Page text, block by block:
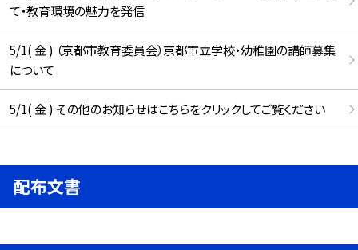
て・教育環境の魅力を発信
5/1( 金 ) （京都市教育委員会）京都市立学校・幼稚園の講師募集
について
5/1( 金 ) その他のお知らせはこちらをクリックしてご覧ください
配布文書